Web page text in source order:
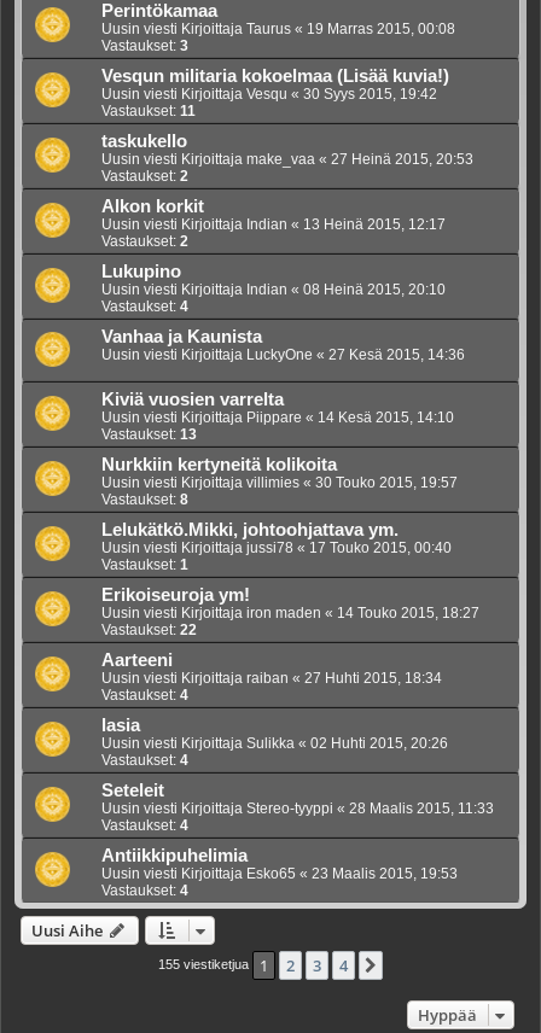
Perintökamaa
Uusin viesti Kirjoittaja Taurus « 19 Marras 2015, 00:08
Vastaukset: 3
Vesqun militaria kokoelmaa (Lisää kuvia!)
Uusin viesti Kirjoittaja Vesqu « 30 Syys 2015, 19:42
Vastaukset: 11
taskukello
Uusin viesti Kirjoittaja make_vaa « 27 Heinä 2015, 20:53
Vastaukset: 2
Alkon korkit
Uusin viesti Kirjoittaja Indian « 13 Heinä 2015, 12:17
Vastaukset: 2
Lukupino
Uusin viesti Kirjoittaja Indian « 08 Heinä 2015, 20:10
Vastaukset: 4
Vanhaa ja Kaunista
Uusin viesti Kirjoittaja LuckyOne « 27 Kesä 2015, 14:36
Kiviä vuosien varrelta
Uusin viesti Kirjoittaja Piippare « 14 Kesä 2015, 14:10
Vastaukset: 13
Nurkkiin kertyneitä kolikoita
Uusin viesti Kirjoittaja villimies « 30 Touko 2015, 19:57
Vastaukset: 8
Lelukätkö.Mikki, johtoohjattava ym.
Uusin viesti Kirjoittaja jussi78 « 17 Touko 2015, 00:40
Vastaukset: 1
Erikoiseuroja ym!
Uusin viesti Kirjoittaja iron maden « 14 Touko 2015, 18:27
Vastaukset: 22
Aarteeni
Uusin viesti Kirjoittaja raiban « 27 Huhti 2015, 18:34
Vastaukset: 4
lasia
Uusin viesti Kirjoittaja Sulikka « 02 Huhti 2015, 20:26
Vastaukset: 4
Seteleit
Uusin viesti Kirjoittaja Stereo-tyyppi « 28 Maalis 2015, 11:33
Vastaukset: 4
Antiikkipuhelimia
Uusin viesti Kirjoittaja Esko65 « 23 Maalis 2015, 19:53
Vastaukset: 4
Uusi Aihe
155 viestiketjua 1 2 3 4
Hyppää